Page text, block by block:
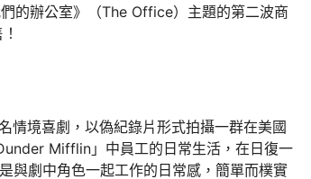
的辦公室》（The Office）主題的第二波商
情境喜劇，以偽紀錄片形式拍攝一群在美國
Mifflin」中員工的日常生活，在日復一
與劇中角色一起工作的日常感，簡單而樸實